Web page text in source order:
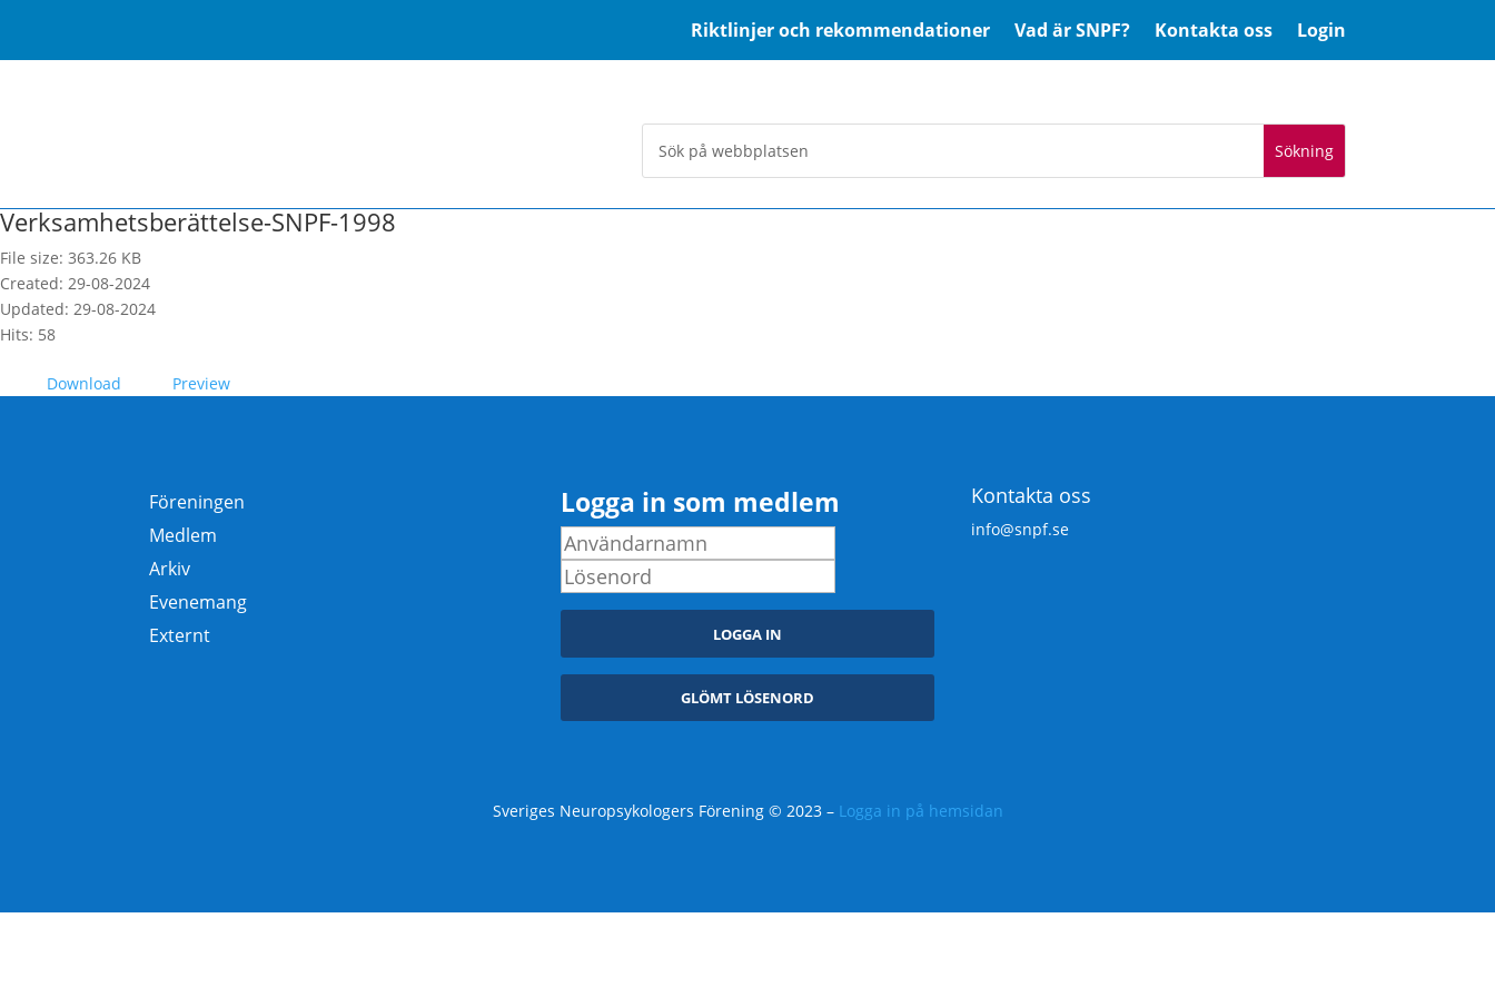
Riktlinjer och rekommendationer Vad är SNPF? Kontakta oss Login
Verksamhetsberättelse-SNPF-1998
File size: 363.26 KB
Created: 29-08-2024
Updated: 29-08-2024
Hits: 58
Download Preview
Föreningen
Medlem
Arkiv
Evenemang
Externt
Logga in som medlem Kontakta oss
info@snpf.se
Sveriges Neuropsykologers Förening © 2023 – Logga in på hemsidan